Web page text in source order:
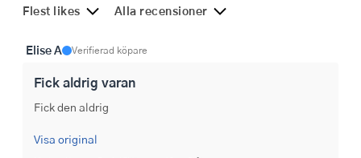
Flest likes Alla recensioner
Elise A Verifierad köpare
Fick aldrig varan
Fick den aldrig
Visa original